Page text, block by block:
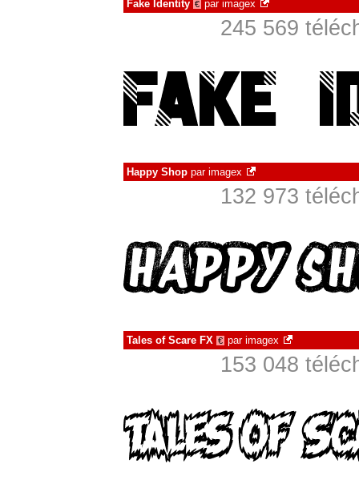
Fake Identity € par imagex
245 569
Happy Shop par imagex
132 973
Tales of Scare FX € par imagex
153 048